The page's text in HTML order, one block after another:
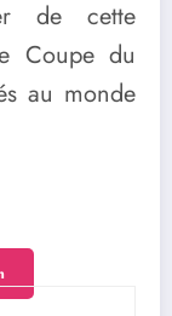
de cette
Coupe du
au monde